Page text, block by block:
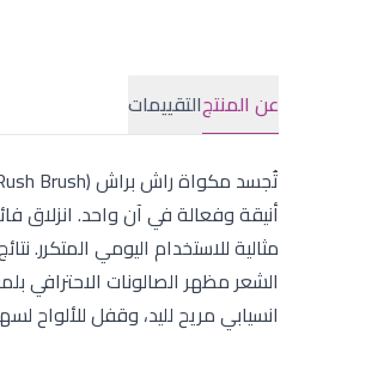
عن المنتجالتقييمات
أنيقة وفعالة في آن واحد. انزلاق
مثالية للاستخدام اليومي المتكرر.
الشعر مظهر الصالونات الاحترافي
انسيابي مريح لليد، وقفل للألواح